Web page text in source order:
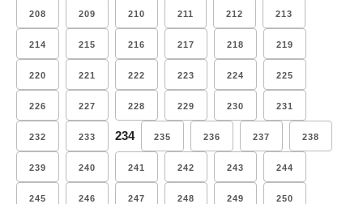
208 209 210 211 212 213
214 215 216 217 218 219
220 221 222 223 224 225
226 227 228 229 230 231
232 233 234 235 236 237 238
239 240 241 242 243 244
245 246 247 248 249 250